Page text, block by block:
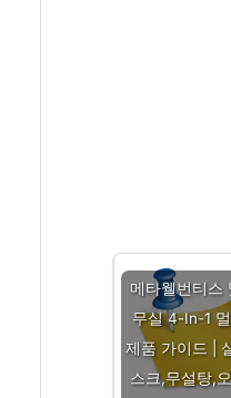
메타웰번티스
무실 4-In-1
제품 가이드 |
스크,무설탕,